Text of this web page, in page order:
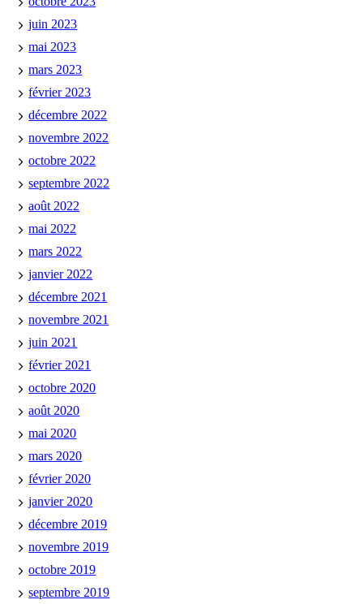
juin 2023
mai 2023
mars 2023
février 2023
décembre 2022
novembre 2022
octobre 2022
septembre 2022
août 2022
mai 2022
mars 2022
janvier 2022
décembre 2021
novembre 2021
juin 2021
février 2021
octobre 2020
août 2020
mai 2020
mars 2020
février 2020
janvier 2020
décembre 2019
novembre 2019
octobre 2019
septembre 2019